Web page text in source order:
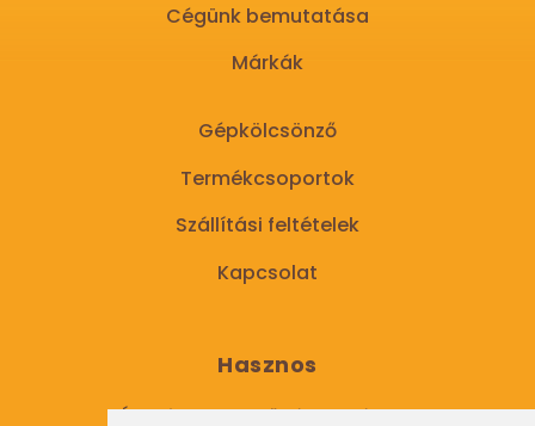
Cégünk bemutatása
Márkák
Gépkölcsönző
Termékcsoportok
Szállítási feltételek
Kapcsolat
Hasznos
Általános Szerződési Feltételek